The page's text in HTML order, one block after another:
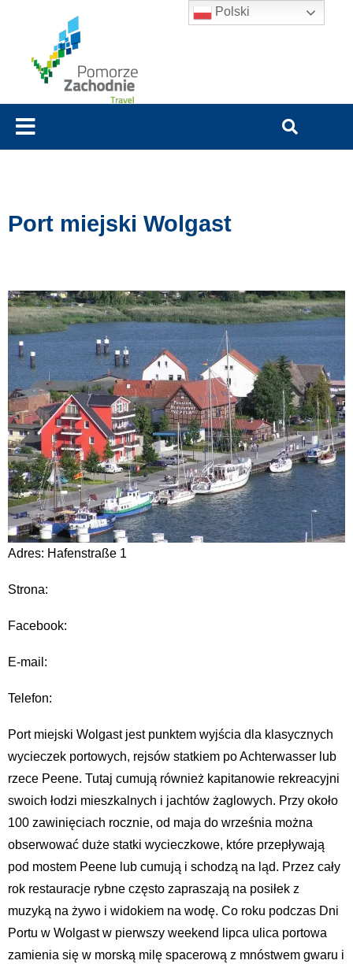
Port miejski Wolgast
Adres: Hafenstraße 1
Strona:
Facebook:
E-mail:
Telefon:
Port miejski Wolgast jest punktem wyjścia dla klasycznych
wycieczek portowych, rejsów statkiem po Achterwasser lub
rzece Peene. Tutaj cumują również kapitanowie rekreacyjni
swoich łodzi mieszkalnych i jachtów żaglowych. Przy około
100 zawinięciach rocznie, od maja do września można
obserwować duże statki wycieczkowe, które przepływają
pod mostem Peene lub cumują i schodzą na ląd. Przez cały
rok restauracje rybne często zapraszają na posiłek z
muzyką na żywo i widokiem na wodę. Co roku podczas Dni
Portu w Wolgast w pierwszy weekend lipca ulica portowa
zamienia się w morską milę spacerową z mnóstwem gwaru i
Polski